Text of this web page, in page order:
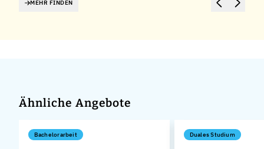
MEHR FINDEN
Ähnliche Angebote
Bachelorarbeit Duales Studium